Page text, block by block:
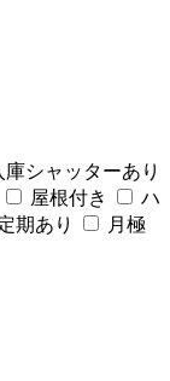
庫シャッターあり
屋根付き
ハ
期あり
月極